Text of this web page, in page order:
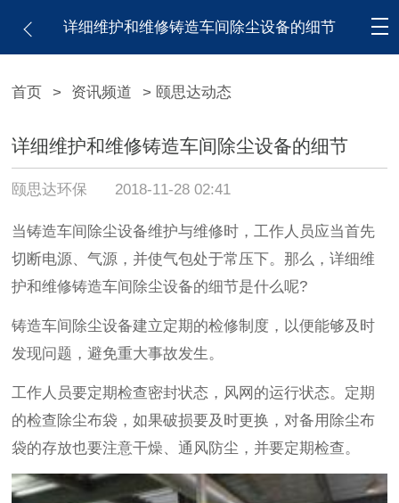
详细维护和维修铸造车间除尘设备的细节
首页 > 资讯频道 > 颐思达动态
详细维护和维修铸造车间除尘设备的细节
颐思达环保 2018-11-28 02:41
当铸造车间除尘设备维护与维修时，工作人员应当首先
切断电源、气源，并使气包处于常压下。那么，详细维
护和维修铸造车间除尘设备的细节是什么呢?
铸造车间除尘设备建立定期的检修制度，以便能够及时
发现问题，避免重大事故发生。
工作人员要定期检查密封状态，风网的运行状态。定期
的检查除尘布袋，如果破损要及时更换，对备用除尘布
袋的存放也要注意干燥、通风防尘，并要定期检查。